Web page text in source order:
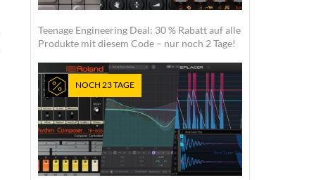
Teenage Engineering Deal: 30 % Rabatt auf alle
Produkte mit diesem Code – nur noch 2 Tage!
NOCH 23 TAGE